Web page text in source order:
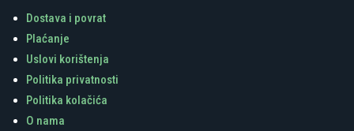
Dostava i povrat
Plaćanje
Uslovi korištenja
Politika privatnosti
Politika kolačića
O nama